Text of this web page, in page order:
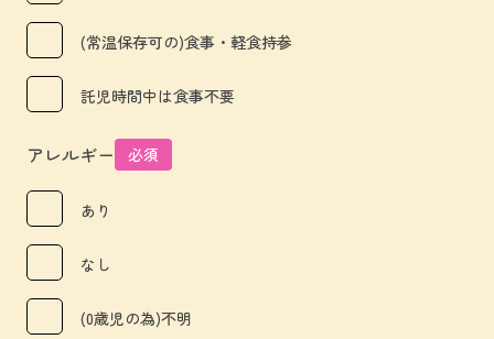
(常温保存可の)食事・軽食持参
託児時間中は食事不要
アレルギー 必須
あり
なし
(0歳児の為)不明